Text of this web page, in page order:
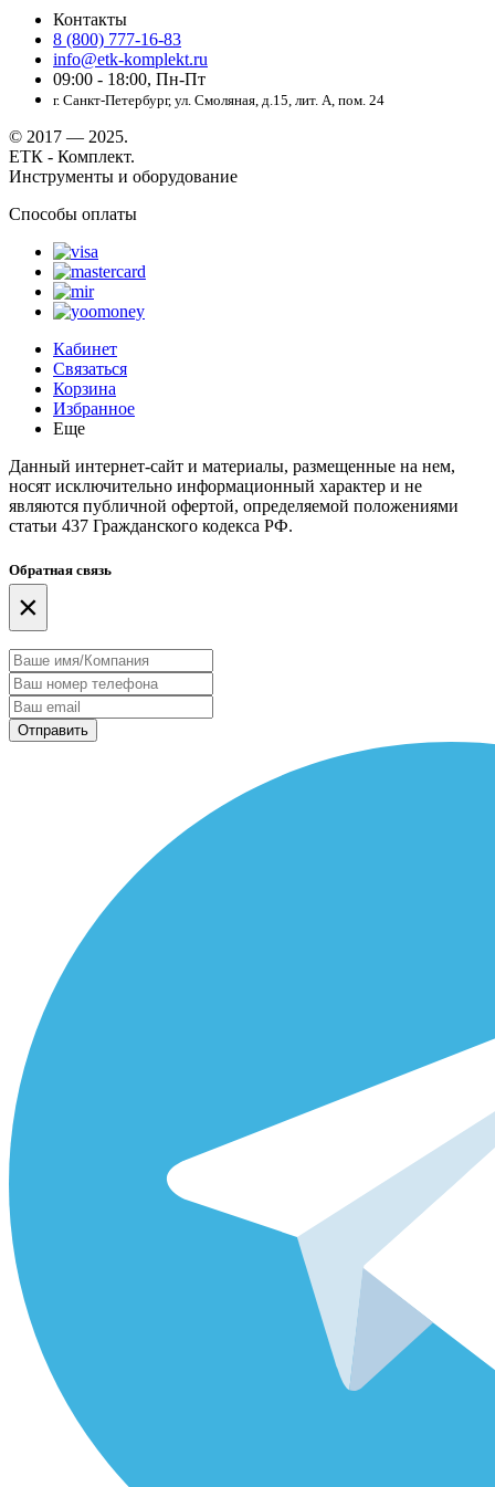
Контакты
8 (800) 777-16-83
info@etk-komplekt.ru
09:00 - 18:00, Пн-Пт
г. Санкт-Петербург, ул. Смоляная, д.15, лит. А, пом. 24
© 2017 — 2025.
ЕТК - Комплект.
Инструменты и оборудование
Способы оплаты
Кабинет
Связаться
Корзина
Избранное
Еще
Данный интернет-сайт и материалы, размещенные на нем,
носят исключительно информационный характер и не
являются публичной офертой, определяемой положениями
статьи 437 Гражданского кодекса РФ.
Обратная связь
×
Отправить